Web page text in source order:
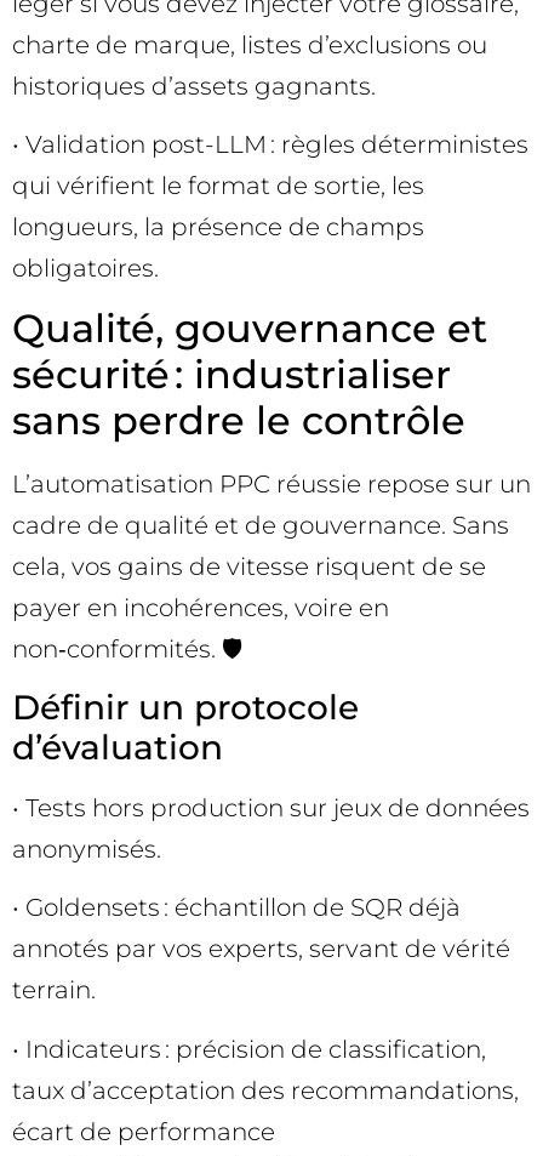
charte de marque, listes d’exclusions ou
historiques d’assets gagnants.
• Validation post-LLM : règles déterministes
qui vérifient le format de sortie, les
longueurs, la présence de champs
obligatoires.
Qualité, gouvernance et
sécurité : industrialiser
sans perdre le contrôle
L’automatisation PPC réussie repose sur un
cadre de qualité et de gouvernance. Sans
cela, vos gains de vitesse risquent de se
payer en incohérences, voire en
non‑conformités. 🛡️
Définir un protocole
d’évaluation
• Tests hors production sur jeux de données
anonymisés.
• Goldensets : échantillon de SQR déjà
annotés par vos experts, servant de vérité
terrain.
• Indicateurs : précision de classification,
taux d’acceptation des recommandations,
écart de performance